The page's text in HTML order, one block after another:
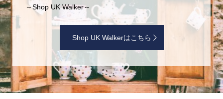
～Shop UK Walker～
Shop UK Walkerはこちら